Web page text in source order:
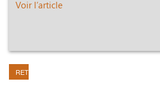
Voir l’article
RETOUR